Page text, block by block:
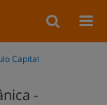
Capital
-